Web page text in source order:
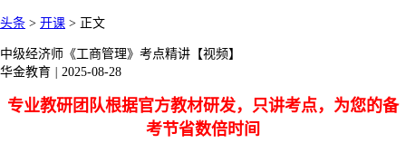
头条 > 开课 > 正文
中级经济师《工商管理》考点精讲【视频】
华金教育
2025-08-28
专业教研团队根据官方教材研发，只讲考点，为您的备
考节省数倍时间